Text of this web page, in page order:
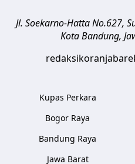
Jl. Soekarno-Hatta No.627,
Kota Bandung,
Kupas Perkara
Bogor Raya
Bandung Raya
Jawa Barat